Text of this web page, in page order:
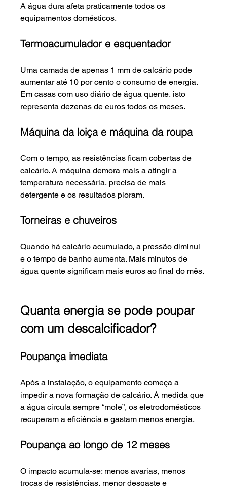
A água dura afeta praticamente todos os
equipamentos domésticos.
Termoacumulador e esquentador
Uma camada de apenas 1 mm de calcário pode
aumentar até 10 por cento o consumo de energia.
Em casas com uso diário de água quente, isto
representa dezenas de euros todos os meses.
Máquina da loiça e máquina da roupa
Com o tempo, as resistências ficam cobertas de
calcário. A máquina demora mais a atingir a
temperatura necessária, precisa de mais
detergente e os resultados pioram.
Torneiras e chuveiros
Quando há calcário acumulado, a pressão diminui
e o tempo de banho aumenta. Mais minutos de
água quente significam mais euros ao final do mês.
Quanta energia se pode poupar
com um descalcificador?
Poupança imediata
Após a instalação, o equipamento começa a
impedir a nova formação de calcário. À medida que
a água circula sempre “mole”, os eletrodomésticos
recuperam a eficiência e gastam menos energia.
Poupança ao longo de 12 meses
O impacto acumula-se: menos avarias, menos
trocas de resistências, menor desgaste e